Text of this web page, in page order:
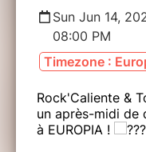
Sun Jun 14,
08:00 PM
Timezone :
Rock'Caliente &
un après-midi de
à EUROPIA !